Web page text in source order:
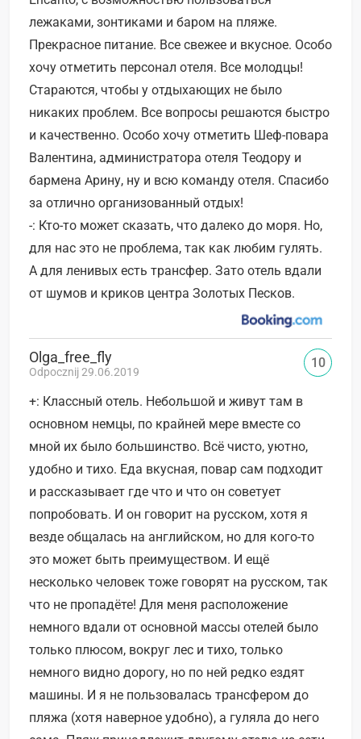
лежаками, зонтиками и баром на пляже.
Прекрасное питание. Все свежее и вкусное. Особо
хочу отметить персонал отеля. Все молодцы!
Стараются, чтобы у отдыхающих не было
никаких проблем. Все вопросы решаются быстро
и качественно. Особо хочу отметить Шеф-повара
Валентина, администратора отеля Теодору и
бармена Арину, ну и всю команду отеля. Спасибо
за отлично организованный отдых!
-: Кто-то может сказать, что далеко до моря. Но,
для нас это не проблема, так как любим гулять.
А для ленивых есть трансфер. Зато отель вдали
от шумов и криков центра Золотых Песков.
Olga_free_fly
Odpocznij 29.06.2019
+: Классный отель. Небольшой и живут там в
основном немцы, по крайней мере вместе со
мной их было большинство. Всё чисто, уютно,
удобно и тихо. Еда вкусная, повар сам подходит
и рассказывает где что и что он советует
попробовать. И он говорит на русском, хотя я
везде общалась на английском, но для кого-то
это может быть преимуществом. И ещё
несколько человек тоже говорят на русском, так
что не пропадёте! Для меня расположение
немного вдали от основной массы отелей было
только плюсом, вокруг лес и тихо, только
немного видно дорогу, но по ней редко ездят
машины. И я не пользовалась трансфером до
пляжа (хотя наверное удобно), а гуляла до него
10